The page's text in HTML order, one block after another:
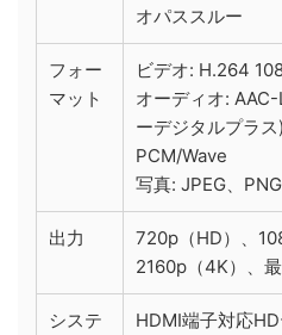
オパススルー
フォー
マット
ビデオ: H.264
オーディオ:
ーデジタルプラス
PCM/Wave
写真: JPEG、
出力
720p（HD）、
2160p（4K）、
システ
HDMI端子対応